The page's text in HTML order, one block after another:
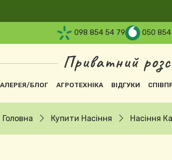
098 854 54 79 050
Приватний
навіґація
БЛОГ АГРОТЕХНІКА ВІДГУКИ
Головна Купити Насіння Насіння